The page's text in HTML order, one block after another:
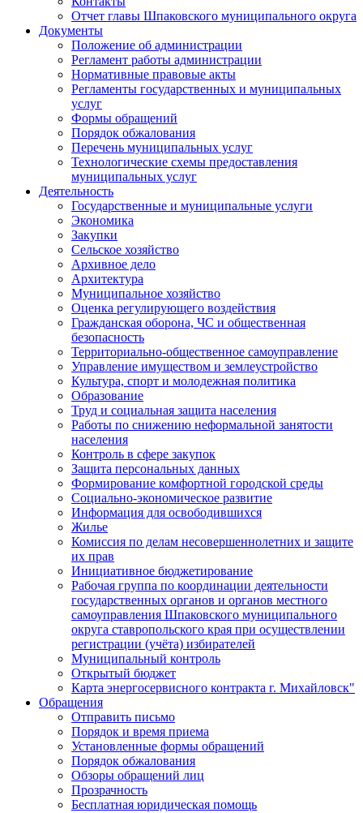
Отчет главы Шпаковского муниципального округа
Документы
Положение об администрации
Регламент работы администрации
Нормативные правовые акты
Регламенты государственных и муниципальных
услуг
Формы обращений
Порядок обжалования
Перечень муниципальных услуг
Технологические схемы предоставления
муниципальных услуг
Деятельность
Государственные и муниципальные услуги
Экономика
Закупки
Сельское хозяйство
Архивное дело
Архитектура
Муниципальное хозяйство
Оценка регулирующего воздействия
Гражданская оборона, ЧС и общественная
безопасность
Территориально-общественное самоуправление
Управление имуществом и землеустройство
Культура, спорт и молодежная политика
Образование
Труд и социальная защита населения
Работы по снижению неформальной занятости
населения
Контроль в сфере закупок
Защита персональных данных
Формирование комфортной городской среды
Социально-экономическое развитие
Информация для освободившихся
Жилье
Комиссия по делам несовершеннолетних и защите
их прав
Инициативное бюджетирование
Рабочая группа по координации деятельности
государственных органов и органов местного
самоуправления Шпаковского муниципального
округа ставропольского края при осуществлении
регистрации (учёта) избирателей
Муниципальный контроль
Открытый бюджет
Карта энергосервисного контракта г. Михайловск"
Обращения
Отправить письмо
Порядок и время приема
Установленные формы обращений
Порядок обжалования
Обзоры обращений лиц
Прозрачность
Бесплатная юридическая помощь